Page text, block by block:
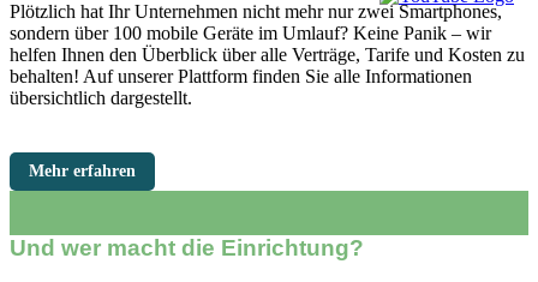
Plötzlich hat Ihr Unternehmen nicht mehr nur zwei Smartphones,
sondern über 100 mobile Geräte im Umlauf? Keine Panik – wir
helfen Ihnen den Überblick über alle Verträge, Tarife und Kosten zu
behalten! Auf unserer Plattform finden Sie alle Informationen
übersichtlich dargestellt.
Mehr erfahren
Und wer macht die Einrichtung?